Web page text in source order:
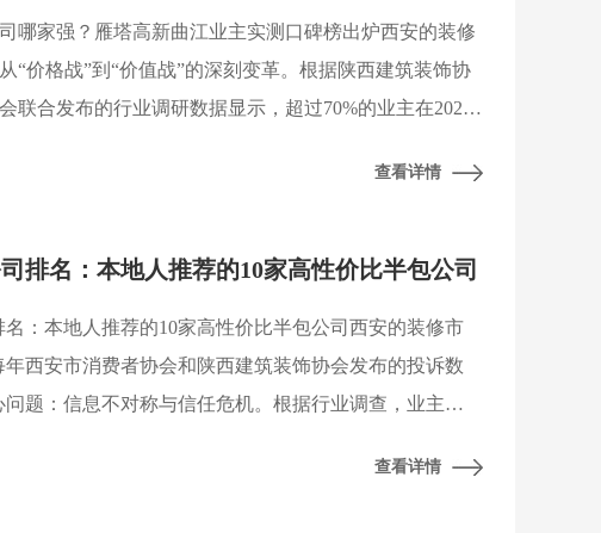
哪家强？雁塔高新曲江业主实测口碑榜出炉西安的装修
“价格战”到“价值战”的深刻变革。根据陕西建筑装饰协
联合发布的行业调研数据显示，超过70%的业主在2026
查看详情
排名：本地人推荐的10家高性价比半包公司
名：本地人推荐的10家高性价比半包公司西安的装修市
西安市消费者协会和陕西建筑装饰协会发布的投诉数
题：信息不对称与信任危机。根据行业调查，业主选
查看详情